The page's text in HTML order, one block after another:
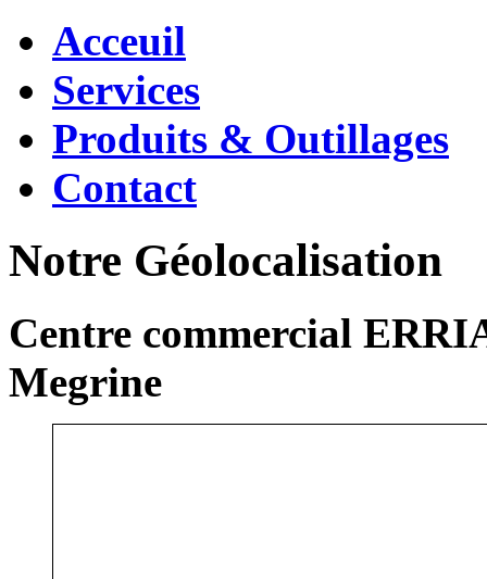
Acceuil
Services
Produits & Outillages
Contact
Notre Géolocalisation
Centre commercial
Megrine